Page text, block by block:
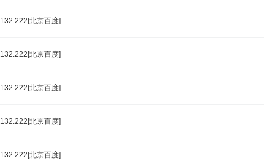
北京百度]
北京百度]
北京百度]
北京百度]
北京百度]